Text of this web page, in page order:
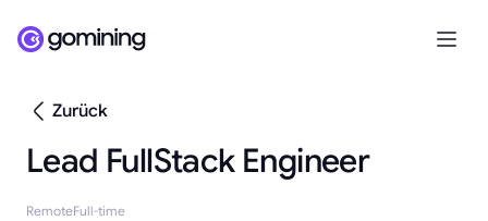
Zurück
Lead FullStack Engineer
RemoteFull-time